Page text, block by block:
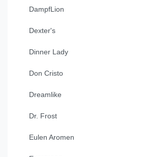
DampfLion
Dexter's
Dinner Lady
Don Cristo
Dreamlike
Dr. Frost
Eulen Aromen